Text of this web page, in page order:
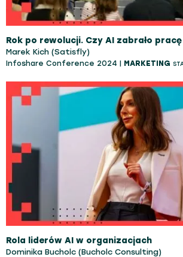
Rok po rewolucji. Czy AI zabrało
Marek Kich (Satisfly)
Infoshare Conference 2024 | MARKETING
Rola liderów AI w organizacjach
Dominika Bucholc (Bucholc Consulting)